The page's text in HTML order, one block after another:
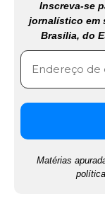
Inscreva-se
jornalístico em
Brasília, do
Matérias